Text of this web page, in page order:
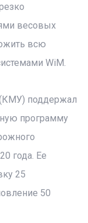
весовых
всю
WiM.
поддержал
программу
года. Ее
25
50